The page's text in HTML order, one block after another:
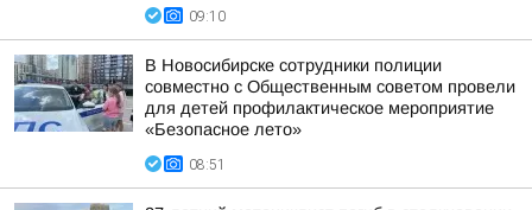
09:10
В Новосибирске сотрудники полиции
совместно с Общественным советом провели
для детей профилактическое мероприятие
«Безопасное лето»
08:51